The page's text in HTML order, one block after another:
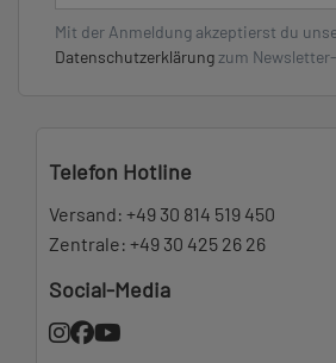
Mit der Anmeldung akzeptierst du
Datenschutzerklärung zum
Telefon Hotline
Versand: +49 30 814 519 450
Zentrale: +49 30 425 26 26
Social-Media